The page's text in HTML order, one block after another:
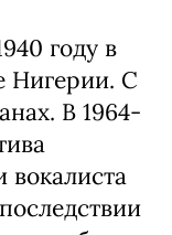
году в
Нигерии. С
В 1964-
вокалиста